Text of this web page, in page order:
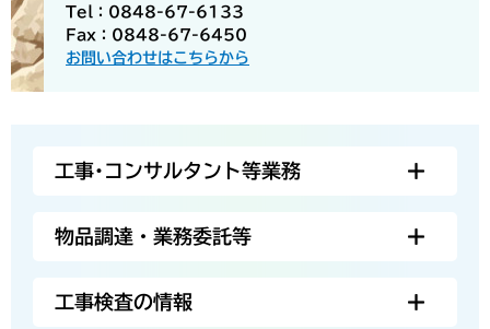
Tel：0848-67-6133
Fax：0848-67-6450
お問い合わせはこちらから
工事･コンサルタント等業務
物品調達・業務委託等
工事検査の情報